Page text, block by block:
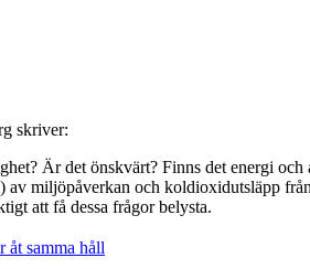
skriver:
Är det önskvärt? Finns det energi och
miljöpåverkan och koldioxidutsläpp
att få dessa frågor belysta.
åt samma håll